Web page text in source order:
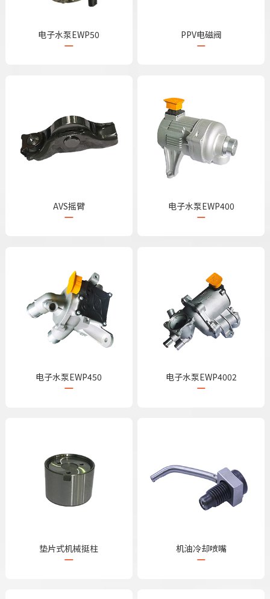
电子水泵EWP50 PPV电磁阀
AVS摇臂 电子水泵EWP400
电子水泵EWP450 电子水泵EWP4002
垫片式机械挺柱 机油冷却喷嘴